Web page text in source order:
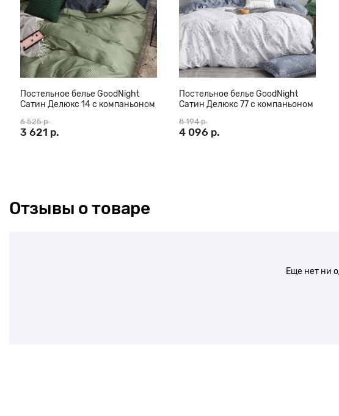
Постельное белье GoodNight
Сатин Делюкс 14 с компаньоном
6 525 р.
3 621 р.
Постельное белье GoodNight
Сатин Делюкс 77 с компаньоном
8 194 р.
4 096 р.
Отзывы о товаре
Еще нет ни